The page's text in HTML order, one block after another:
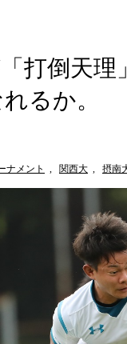
打倒天
るか。
ナメント , 関西大 , 摂南